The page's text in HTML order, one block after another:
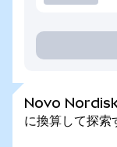
Novo
に換算して探索